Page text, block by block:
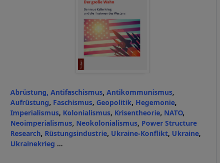
Abrüstung, Antifaschismus, Antikommunismus,
Aufrüstung, Faschismus, Geopolitik, Hegemonie,
Imperialismus, Kolonialismus, Krisentheorie, NATO,
Neoimperialismus, Neokolonialismus, Power Structure
Research, Rüstungsindustrie, Ukraine-Konflikt, Ukraine,
Ukrainekrieg ...